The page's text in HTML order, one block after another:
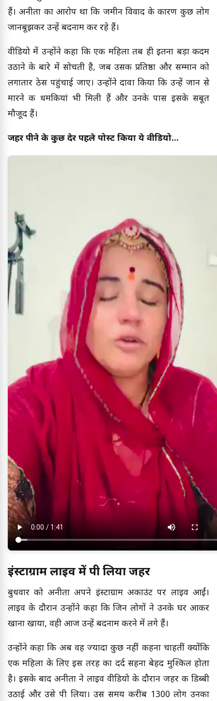
हैं। अनीता का आरोप था कि जमीन विवाद के कारण कुछ लोग
जानबूझकर उन्हें बदनाम कर रहे हैं।
वीडियो में उन्होंने कहा कि एक महिला तब ही इतना बड़ा कदम
उठाने के बारे में सोचती है, जब उसकी प्रतिष्ठा और सम्मान को
लगातार ठेस पहुंचाई जाए। उन्होंने दावा किया कि उन्हें जान से
मारने की धमकियां भी मिली हैं और उनके पास इसके सबूत
मौजूद हैं।
जहर पीने के कुछ देर पहले पोस्ट किया ये वीडियो...
इंस्टाग्राम लाइव में पी लिया जहर
बुधवार को अनीता अपने इंस्टाग्राम अकाउंट पर लाइव आईं।
लाइव के दौरान उन्होंने कहा कि जिन लोगों ने उनके घर आकर
खाना खाया, वही आज उन्हें बदनाम करने में लगे हैं।
उन्होंने कहा कि अब वह ज्यादा कुछ नहीं कहना चाहतीं क्योंकि
एक महिला के लिए इस तरह का दर्द सहना बेहद मुश्किल होता
है। इसके बाद अनीता ने लाइव वीडियो के दौरान जहर की डिब्बी
उठाई और उसे पी लिया। उस समय करीब 1300 लोग उनका